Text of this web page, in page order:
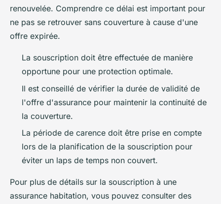
renouvelée. Comprendre ce délai est important pour
ne pas se retrouver sans couverture à cause d'une
offre expirée.
La souscription doit être effectuée de manière
opportune pour une protection optimale.
Il est conseillé de vérifier la durée de validité de
l'offre d'assurance pour maintenir la continuité de
la couverture.
La période de carence doit être prise en compte
lors de la planification de la souscription pour
éviter un laps de temps non couvert.
Pour plus de détails sur la souscription à une
assurance habitation, vous pouvez consulter des